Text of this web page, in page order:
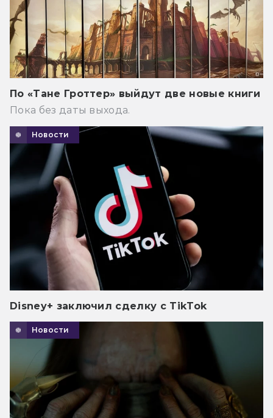
По «Тане Гроттер» выйдут две новые книги
Пока без даты выхода.
Новости
Disney+ заключил сделку с TikTok
Новости